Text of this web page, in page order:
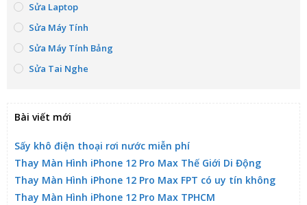
Sửa Laptop
Sửa Máy Tính
Sửa Máy Tính Bảng
Sửa Tai Nghe
Bài viết mới
Sấy khô điện thoại rơi nước miễn phí
Thay Màn Hình iPhone 12 Pro Max Thế Giới Di Động
Thay Màn Hình iPhone 12 Pro Max FPT có uy tín không
Thay Màn Hình iPhone 12 Pro Max TPHCM